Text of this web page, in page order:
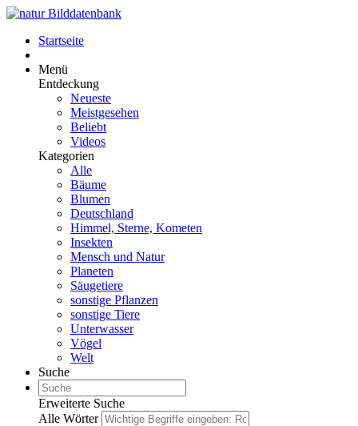
Startseite
Menü
Entdeckung
Neueste
Meistgesehen
Beliebt
Videos
Kategorien
Alle
Bäume
Blumen
Deutschland
Himmel, Sterne, Kometen
Insekten
Mensch und Natur
Planeten
Säugetiere
sonstige Pflanzen
sonstige Tiere
Unterwasser
Vögel
Welt
Suche
Erweiterte Suche
Alle Wörter